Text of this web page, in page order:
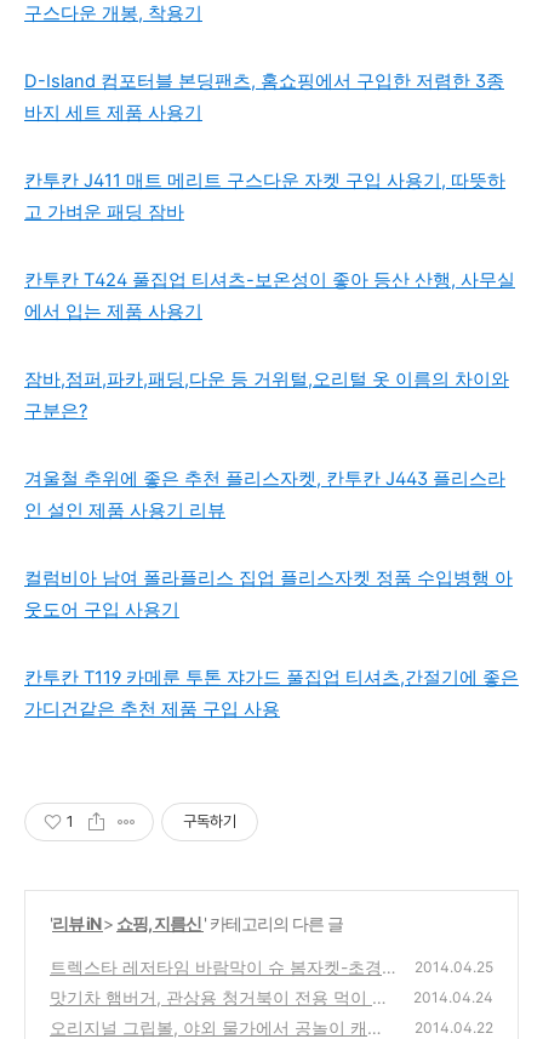
구스다운 개봉, 착용기
D-Island 컴포터블 본딩팬츠, 홈쇼핑에서 구입한 저렴한 3종
바지 세트 제품 사용기
칸투칸 J411 매트 메리트 구스다운 자켓 구입 사용기, 따뜻하
고 가벼운 패딩 잠바
칸투칸 T424 풀집업 티셔츠-보온성이 좋아 등산 산행, 사무실
에서 입는 제품 사용기
잠바,점퍼,파카,패딩,다운 등 거위털,오리털 옷 이름의 차이와
구분은?
겨울철 추위에 좋은 추천 플리스자켓, 칸투칸 J443 플리스라
인 설인 제품 사용기 리뷰
컬럼비아 남여 폴라플리스 집업 플리스자켓 정품 수입병행 아
웃도어 구입 사용기
칸투칸 T119 카메룬 투톤 쟈가드 풀집업 티셔츠,간절기에 좋은
가디건같은 추천 제품 구입 사용
1 구독하기
'리뷰 iN> 쇼핑, 지름신' 카테고리의 다른 글
트렉스타 레저타임 바람막이 슈 봄자켓-초경
량, 방풍의 점퍼 구입사용기와 구매 선택 가이
드
(0)
2014.04.25
맛기차 햄버거, 관상용 청거북이 전용 먹이 구
입과 감마루스 새우 제품 구매시 주의사항
2014.04.24
오리지널 그립볼, 야외 물가에서 공놀이 캐치
2014.04.22